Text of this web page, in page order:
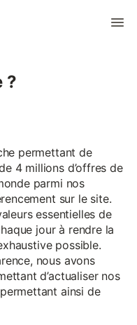
?
permettant de
4 millions d’offres de
parmi nos
sur le site.
essentielles de
jour à rendre la
possible.
nous avons
d’actualiser nos
ainsi de